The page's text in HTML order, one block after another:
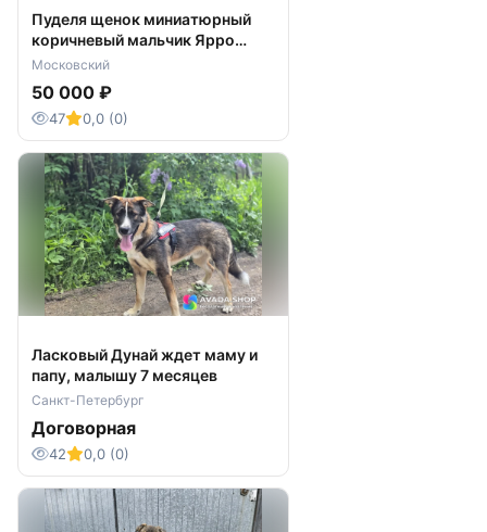
Пуделя щенок миниатюрный
коричневый мальчик Ярро
Браун
Московский
50 000 ₽
47 0,0 (0)
Ласковый Дунай ждет маму и
папу, малышу 7 месяцев
Санкт-Петербург
Договорная
42 0,0 (0)